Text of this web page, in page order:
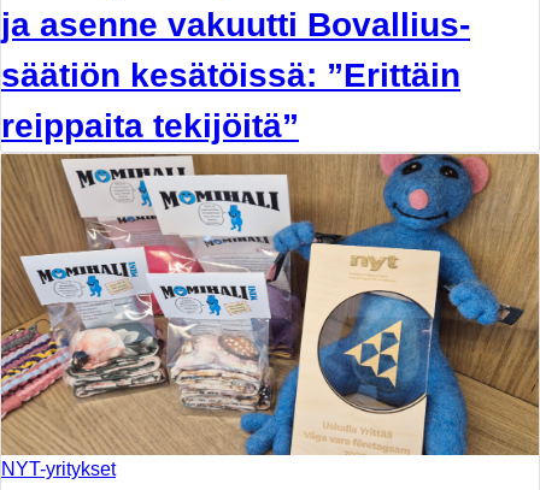
ja asenne vakuutti Bovallius-
säätiön kesätöissä: ”Erittäin
reippaita tekijöitä”
NYT-yritykset